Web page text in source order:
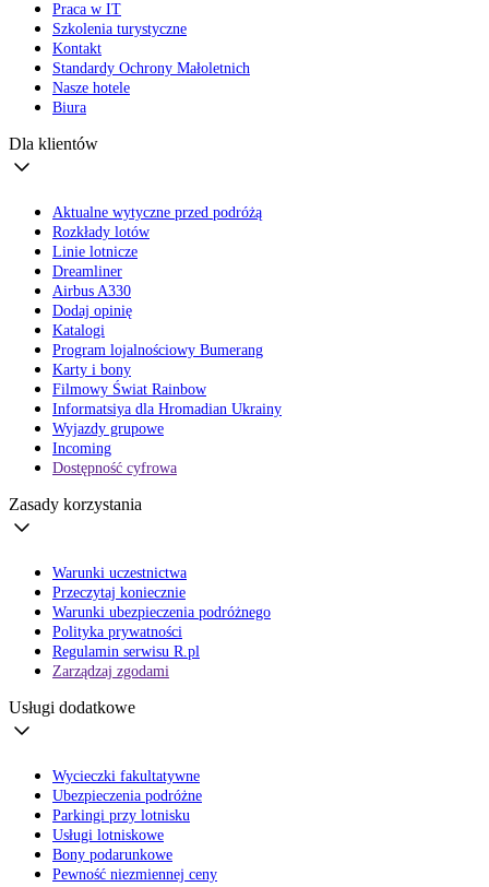
Praca w IT
Szkolenia turystyczne
Kontakt
Standardy Ochrony Małoletnich
Nasze hotele
Biura
Dla klientów
Aktualne wytyczne przed podróżą
Rozkłady lotów
Linie lotnicze
Dreamliner
Airbus A330
Dodaj opinię
Katalogi
Program lojalnościowy Bumerang
Karty i bony
Filmowy Świat Rainbow
Informatsiya dla Hromadian Ukrainy
Wyjazdy grupowe
Incoming
Dostępność cyfrowa
Zasady korzystania
Warunki uczestnictwa
Przeczytaj koniecznie
Warunki ubezpieczenia podróżnego
Polityka prywatności
Regulamin serwisu R.pl
Zarządzaj zgodami
Usługi dodatkowe
Wycieczki fakultatywne
Ubezpieczenia podróżne
Parkingi przy lotnisku
Usługi lotniskowe
Bony podarunkowe
Pewność niezmiennej ceny